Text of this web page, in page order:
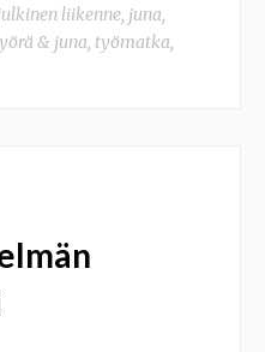
liikenne, juna,
& juna, työmatka,